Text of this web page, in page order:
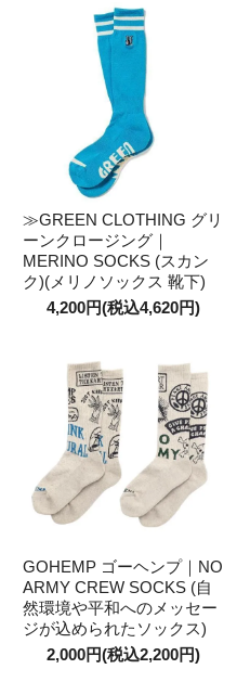
≫GREEN CLOTHING グリ
ーンクロージング｜
MERINO SOCKS (スカン
ク)(メリノソックス 靴下)
4,200円(税込4,620円)
GOHEMP ゴーヘンプ｜NO
ARMY CREW SOCKS (自
然環境や平和へのメッセー
ジが込められたソックス)
2,000円(税込2,200円)